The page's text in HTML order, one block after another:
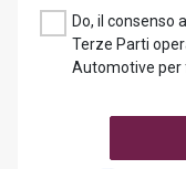
Do, il consenso
Terze Parti
Automotive per